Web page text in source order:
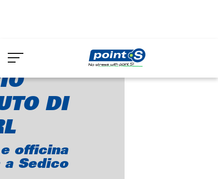
to
main
DELL'AUTO DI ARA SRL
DI
officina
a Sedico